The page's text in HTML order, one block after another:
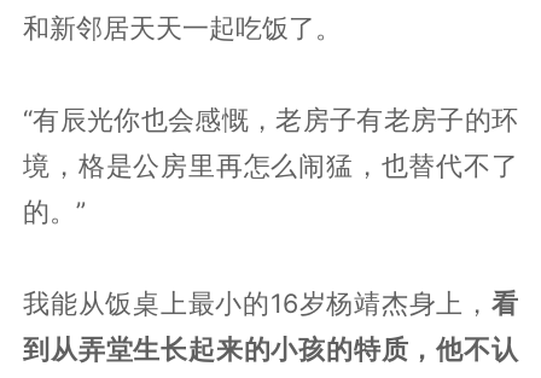
和新邻居天天一起吃饭了。
“有辰光你也会感慨，老房子有老房子的环
境，格是公房里再怎么闹猛，也替代不了
的。”
我能从饭桌上最小的16岁杨靖杰身上， 看
到从弄堂生长起来的小孩的特质，他不认